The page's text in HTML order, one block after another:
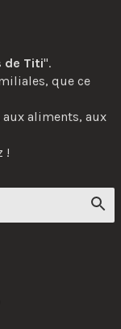
de Titi".
que ce
aliments, aux
!